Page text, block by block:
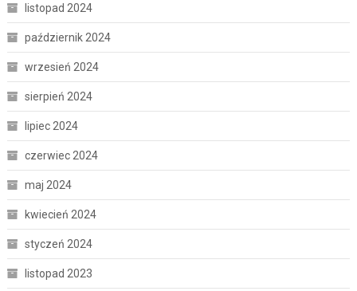
listopad 2024
październik 2024
wrzesień 2024
sierpień 2024
lipiec 2024
czerwiec 2024
maj 2024
kwiecień 2024
styczeń 2024
listopad 2023